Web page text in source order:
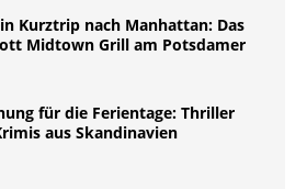
Kurztrip nach Manhattan: Das
Midtown Grill am Potsdamer
für die Ferientage: Thriller
aus Skandinavien